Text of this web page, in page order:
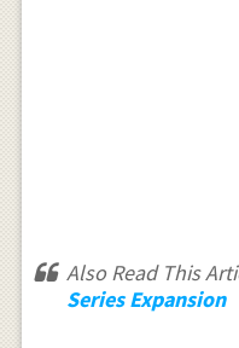
Also Read This
Series Expansion